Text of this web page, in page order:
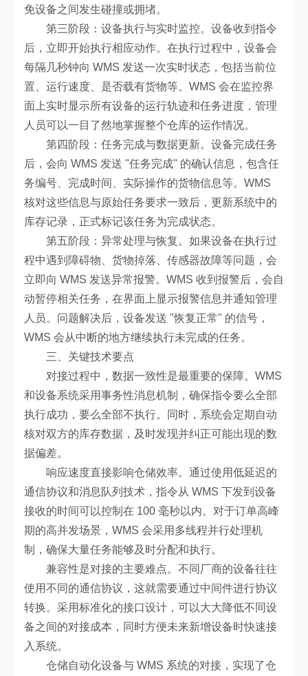
免设备之间发生碰撞或拥堵。
第三阶段：设备执行与实时监控。设备收到指令
后，立即开始执行相应动作。在执行过程中，设备会
每隔几秒钟向 WMS 发送一次实时状态，包括当前位
置、运行速度、是否载有货物等。WMS 会在监控界
面上实时显示所有设备的运行轨迹和任务进度，管理
人员可以一目了然地掌握整个仓库的运作情况。
第四阶段：任务完成与数据更新。设备完成任务
后，会向 WMS 发送 "任务完成" 的确认信息，包含任
务编号、完成时间、实际操作的货物信息等。WMS
核对这些信息与原始任务要求一致后，更新系统中的
库存记录，正式标记该任务为完成状态。
第五阶段：异常处理与恢复。如果设备在执行过
程中遇到障碍物、货物掉落、传感器故障等问题，会
立即向 WMS 发送异常报警。WMS 收到报警后，会自
动暂停相关任务，在界面上显示报警信息并通知管理
人员。问题解决后，设备发送 "恢复正常" 的信号，
WMS 会从中断的地方继续执行未完成的任务。
三、关键技术要点
对接过程中，数据一致性是最重要的保障。WMS
和设备系统采用事务性消息机制，确保指令要么全部
执行成功，要么全部不执行。同时，系统会定期自动
核对双方的库存数据，及时发现并纠正可能出现的数
据偏差。
响应速度直接影响仓储效率。通过使用低延迟的
通信协议和消息队列技术，指令从 WMS 下发到设备
接收的时间可以控制在 100 毫秒以内。对于订单高峰
期的高并发场景，WMS 会采用多线程并行处理机
制，确保大量任务能够及时分配和执行。
兼容性是对接的主要难点。不同厂商的设备往往
使用不同的通信协议，这就需要通过中间件进行协议
转换。采用标准化的接口设计，可以大大降低不同设
备之间的对接成本，同时方便未来新增设备时快速接
入系统。
仓储自动化设备与 WMS 系统的对接，实现了仓